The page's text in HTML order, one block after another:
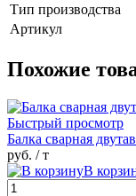
Тип производства
Артикул
Похожие
Быстрый просмотр
Балка сварная
руб. / т
В